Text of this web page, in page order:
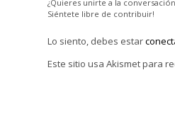
¿Quieres unirte a la
Siéntete libre de contribuir!
Lo siento, debes estar
Este sitio usa Akismet para